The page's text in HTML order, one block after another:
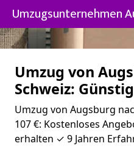
Umzugsunternehmen
Umzug von
Schweiz:
Umzug von Augsburg
107 €: Kostenloses
erhalten ✓ 9 Jahren